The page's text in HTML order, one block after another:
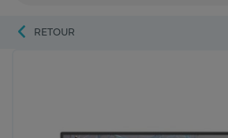
RETOUR